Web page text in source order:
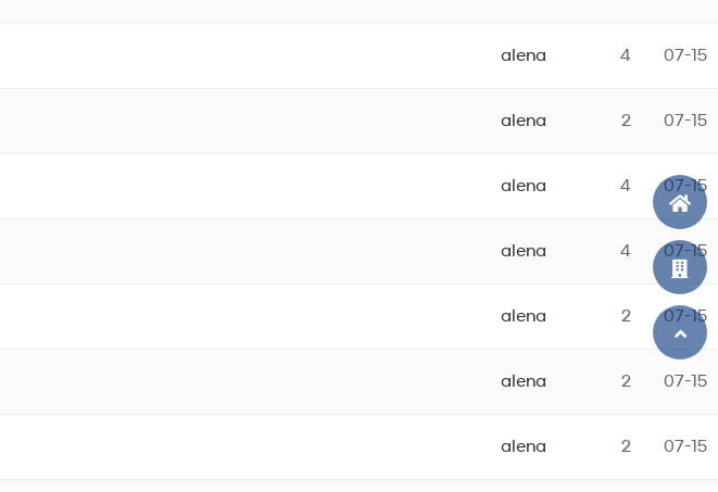
alena 4 07-15
alena 2 07-15
alena 4 07-15
alena 4 07-15
alena 2 07-15
alena 2 07-15
alena 2 07-15